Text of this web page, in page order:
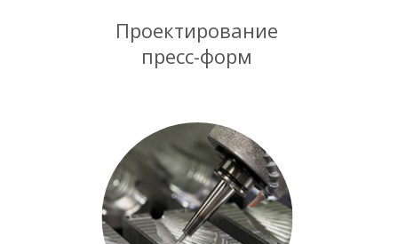
Проектирование
пресс-форм